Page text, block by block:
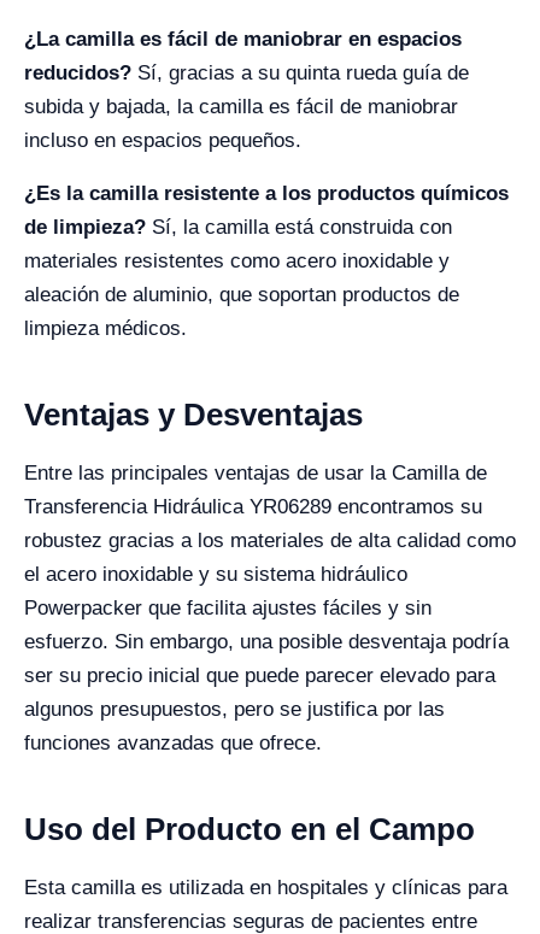
¿La camilla es fácil de maniobrar en espacios
reducidos? Sí, gracias a su quinta rueda guía de
subida y bajada, la camilla es fácil de maniobrar
incluso en espacios pequeños.
¿Es la camilla resistente a los productos químicos
de limpieza? Sí, la camilla está construida con
materiales resistentes como acero inoxidable y
aleación de aluminio, que soportan productos de
limpieza médicos.
Ventajas y Desventajas
Entre las principales ventajas de usar la Camilla de
Transferencia Hidráulica YR06289 encontramos su
robustez gracias a los materiales de alta calidad como
el acero inoxidable y su sistema hidráulico
Powerpacker que facilita ajustes fáciles y sin
esfuerzo. Sin embargo, una posible desventaja podría
ser su precio inicial que puede parecer elevado para
algunos presupuestos, pero se justifica por las
funciones avanzadas que ofrece.
Uso del Producto en el Campo
Esta camilla es utilizada en hospitales y clínicas para
realizar transferencias seguras de pacientes entre